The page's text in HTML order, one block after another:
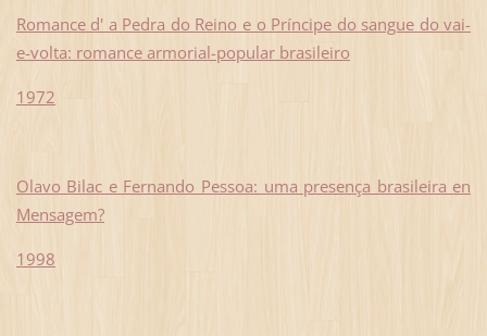
Romance d' a Pedra do Reino e o Príncipe do sangue do vai-
e-volta: romance armorial-popular brasileiro
1972
Olavo Bilac e Fernando Pessoa: uma presença brasileira en
Mensagem?
1998